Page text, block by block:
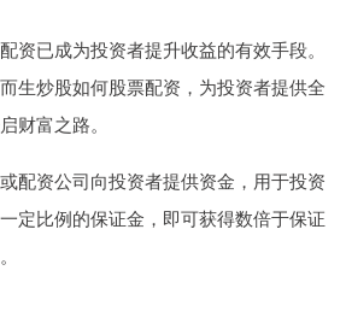
资已成为投资者提升收益的有效手段。
生炒股如何股票配资，为投资者提供全
财富之路。
配资公司向投资者提供资金，用于投资
定比例的保证金，即可获得数倍于保证